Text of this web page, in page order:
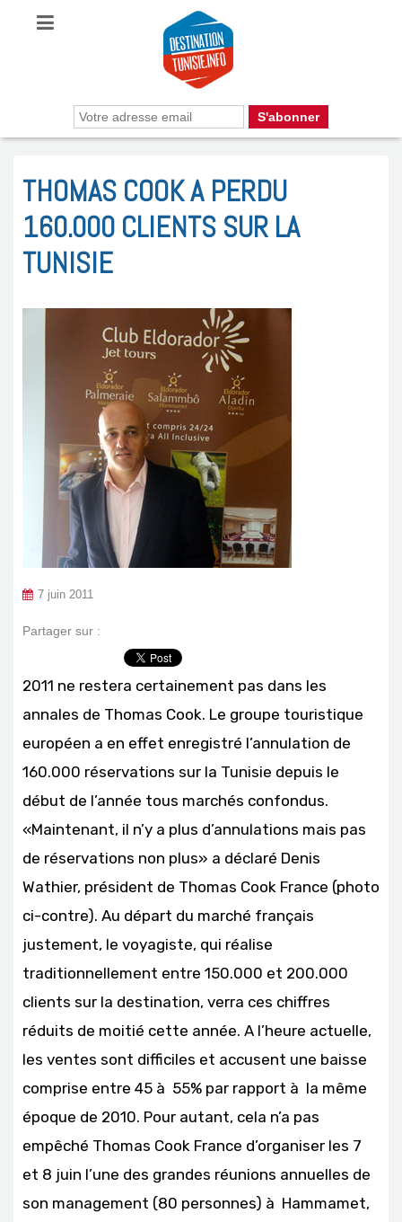
THOMAS COOK A PERDU
160.000 CLIENTS SUR LA
TUNISIE
7 juin 2011
Partager sur :
2011 ne restera certainement pas dans les
annales de Thomas Cook. Le groupe touristique
européen a en effet enregistré l’annulation de
160.000 réservations sur la Tunisie depuis le
début de l’année tous marchés confondus.
«Maintenant, il n’y a plus d’annulations mais pas
de réservations non plus» a déclaré Denis
Wathier, président de Thomas Cook France (photo
ci-contre). Au départ du marché français
justement, le voyagiste, qui réalise
traditionnellement entre 150.000 et 200.000
clients sur la destination, verra ces chiffres
réduits de moitié cette année. A l’heure actuelle,
les ventes sont difficiles et accusent une baisse
comprise entre 45 à 55% par rapport à la même
époque de 2010. Pour autant, cela n’a pas
empêché Thomas Cook France d’organiser les 7
et 8 juin l’une des grandes réunions annuelles de
son management (80 personnes) à Hammamet,